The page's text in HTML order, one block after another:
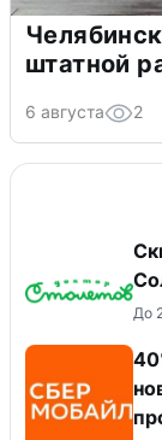
штатной
6 августа 2
До